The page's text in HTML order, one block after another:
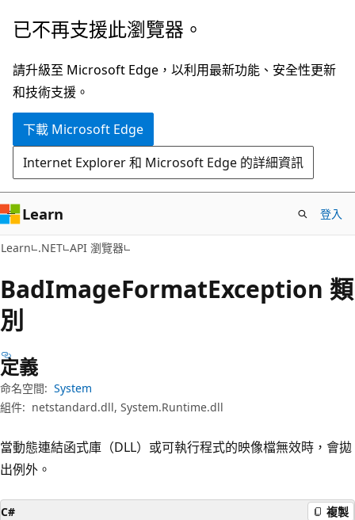
跳
主
要
內
跳
頁
面
內
覽
已不再支援此瀏覽器。
請升級至 Microsoft Edge，以利用最新功能、安全性更新
和技術支援。
下載 Microsoft Edge
Internet Explorer 和 Microsoft Edge 的詳細資訊
Learn 登入
Learn .NET API 瀏覽器
BadImageFormatException 類
別
定義
命名空間: System
組件: netstandard.dll, System.Runtime.dll
當動態連結函式庫（DLL）或可執行程式的映像檔無效時，會拋
出例外。
C# 複製